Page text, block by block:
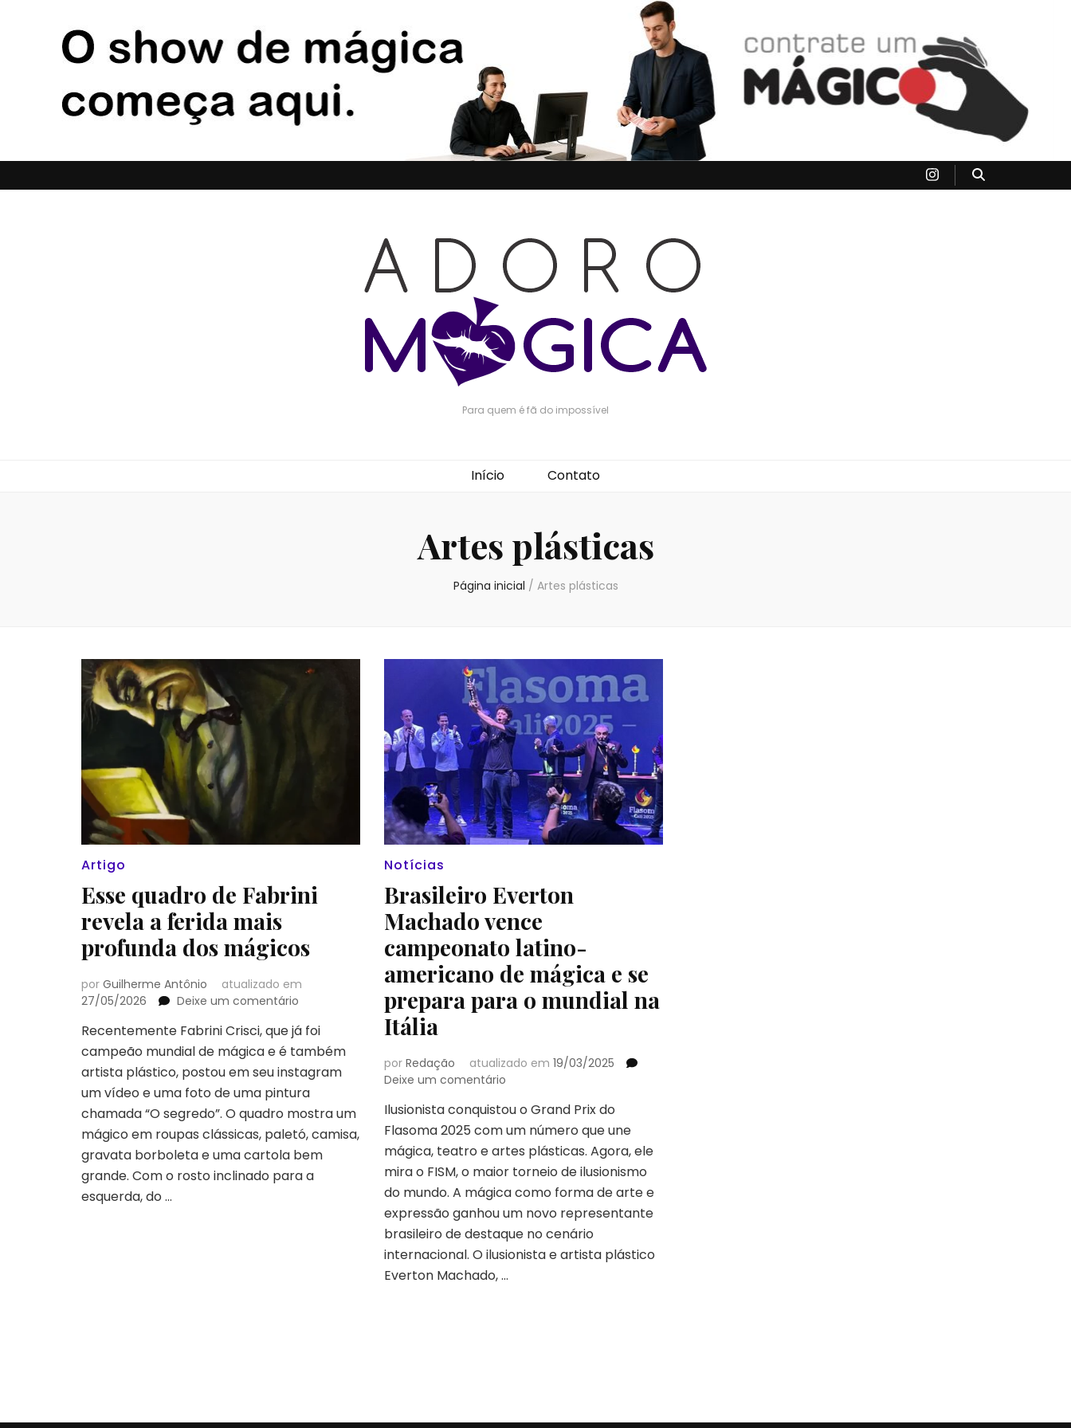
Para quem é fã do impossível
Início Contato
Artes plásticas
Página inicial / Artes plásticas
Artigo
Esse quadro de Fabrini
revela a ferida mais
profunda dos mágicos
por Guilherme Antônio
atualizado em
27/05/2026
Deixe um comentário
quadro
de
Fabrini
revela
a
ferida
mais
profunda
mágicos
Recentemente Fabrini Crisci, que já foi
campeão mundial de mágica e é também
artista plástico, postou em seu instagram
um vídeo e uma foto de uma pintura
chamada “O segredo”. O quadro mostra um
mágico em roupas clássicas, paletó, camisa,
gravata borboleta e uma cartola bem
grande. Com o rosto inclinado para a
esquerda, do …
Notícias
Brasileiro Everton
Machado vence
campeonato latino-
americano de mágica e se
prepara para o mundial na
Itália
por Redação atualizado em 19/03/2025
Deixe um comentárioem
Everton
Machado
vence
campeonato
latino-
americano
de
mágica
e
se
prepara
Ilusionista conquistou o Grand Prix do
Flasoma 2025 com um número que une
mágica, teatro e artes plásticas. Agora, ele
mira o FISM, o maior torneio de ilusionismo
do mundo. A mágica como forma de arte e
expressão ganhou um novo representante
brasileiro de destaque no cenário
internacional. O ilusionista e artista plástico
Everton Machado, …